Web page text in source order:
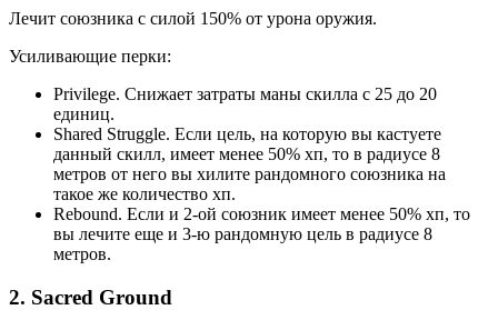
Лечит союзника с силой 150% от урона оружия.
Усиливающие перки:
Privilege. Снижает затраты маны скилла с 25 до 20
единиц.
Shared Struggle. Если цель, на которую вы кастуете
данный скилл, имеет менее 50% хп, то в радиусе 8
метров от него вы хилите рандомного союзника на
такое же количество хп.
Rebound. Если и 2-ой союзник имеет менее 50% хп, то
вы лечите еще и 3-ю рандомную цель в радиусе 8
метров.
2. Sacred Ground